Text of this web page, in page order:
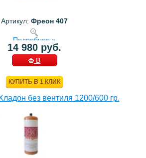
Артикул: Фреон 407
Подробнее »
14 980 руб.
В
КУПИТЬ В 1 КЛИК
без вентиля 1200/600 гр.